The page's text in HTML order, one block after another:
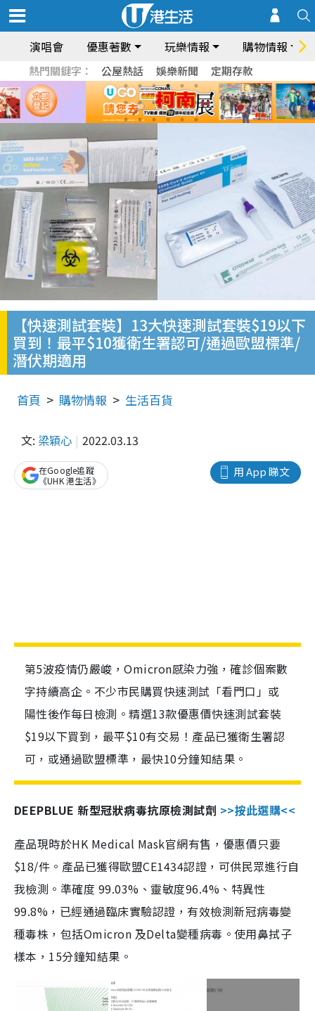
演唱會 優惠著數 玩樂情報 購物情報
熱門關鍵字： 公屋熱話 娛樂新聞 定期存款
【快速測試套裝】13大快速測試套裝$19以下
買到！最平$10獲衛生署認可/通過歐盟標準/
潛伏期適用
首頁 購物情報 生活百貨
文: 梁穎心 2022.03.13
用 App 睇文
在Google追蹤
《UHK 港生活》
第5波疫情仍嚴峻，Omicron感染力強，確診個案數
字持續高企。不少市民購買快速測試「看門口」或
陽性後作每日檢測。精選13款優惠價快速測試套裝
$19以下買到，最平$10有交易！產品已獲衛生署認
可，或通過歐盟標準，最快10分鐘知結果。
DEEPBLUE 新型冠狀病毒抗原檢測試劑 >>按此選購<<
產品現時於HK Medical Mask官網有售，優惠價只要
$18/件。產品已獲得歐盟CE1434認證，可供民眾進行自
我檢測。準確度 99.03%、靈敏度96.4%、特異性
99.8%，已經通過臨床實驗認證，有效檢測新冠病毒變
種毒株，包括Omicron 及Delta變種病毒。使用鼻拭子
樣本，15分鐘知結果。